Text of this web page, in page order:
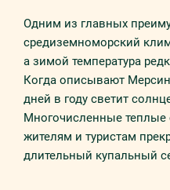
Одним из главных
средиземноморский
а зимой температура
Когда описывают
дней в году светит
Многочисленные теплые
жителям и туристам
длительный купальный